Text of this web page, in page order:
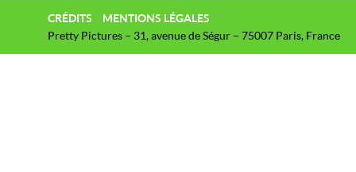
CRÉDITS
MENTIONS LÉGALES
Pretty Pictures – 31, avenue de Ségur – 75007 Paris, France